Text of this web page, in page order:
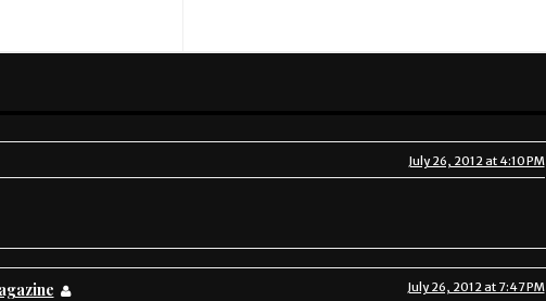
July 26, 2012 at 4:10 PM
July 26, 2012 at 7:47 PM